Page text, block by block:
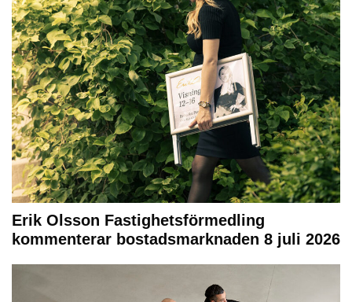
Erik Olsson Fastighetsförmedling
kommenterar bostadsmarknaden 8 juli 2026